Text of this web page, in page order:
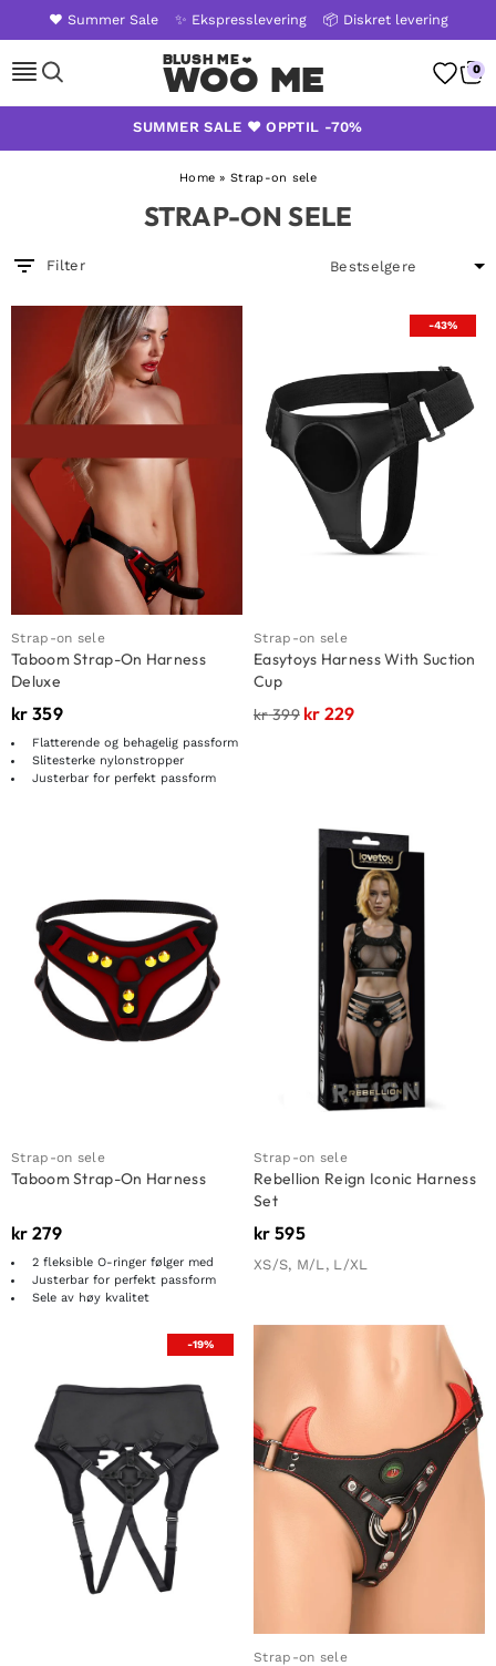
❤️ Summer Sale ✨ Ekspresslevering 📦 Diskret levering
WOO ME 0
SUMMER SALE ❤️ OPPTIL -70%
Home »Strap-on sele
STRAP-ON SELE
Filter
Strap-on sele
Taboom Strap-On Harness
Deluxe
kr 359
Flatterende og behagelig passform
Slitesterke nylonstropper
Justerbar for perfekt passform
-43%
Strap-on sele
Easytoys Harness With Suction
Cup
kr399 kr 229
Strap-on sele
Taboom Strap-On Harness
kr 279
2 fleksible O-ringer følger med
Justerbar for perfekt passform
Sele av høy kvalitet
Strap-on sele
Rebellion Reign Iconic Harness
Set
kr 595
XS/S, M/L, L/XL
-19%
Strap-on sele